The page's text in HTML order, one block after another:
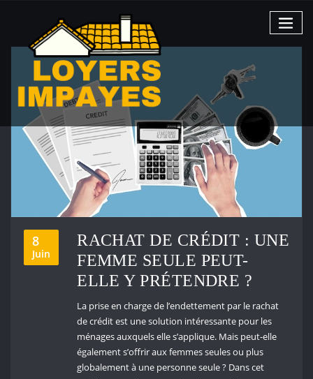
8
Juin
RACHAT DE CRÉDIT : UNE
FEMME SEULE PEUT-
ELLE Y PRÉTENDRE ?
La prise en charge de l’endettement par le rachat
de crédit est une solution intéressante pour les
ménages auxquels elle s’applique. Mais peut-elle
également s’offrir aux femmes seules ou plus
globalement à une personne seule ? Dans cet